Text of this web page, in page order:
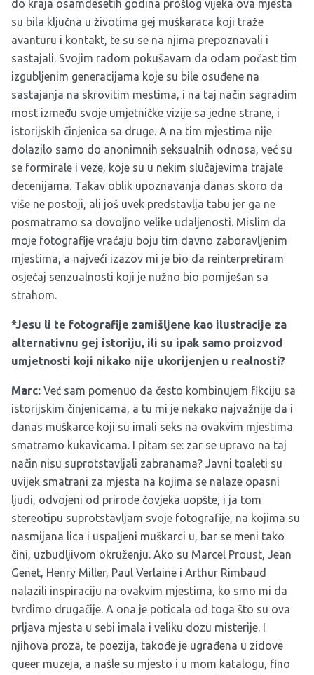
do kraja osamdesetih godina prošlog vijeka ova mjesta
su bila ključna u životima gej muškaraca koji traže
avanturu i kontakt, te su se na njima prepoznavali i
sastajali. Svojim radom pokušavam da odam počast tim
izgubljenim generacijama koje su bile osuđene na
sastajanja na skrovitim mestima, i na taj način sagradim
most između svoje umjetničke vizije sa jedne strane, i
istorijskih činjenica sa druge. A na tim mjestima nije
dolazilo samo do anonimnih seksualnih odnosa, već su
se formirale i veze, koje su u nekim slučajevima trajale
decenijama. Takav oblik upoznavanja danas skoro da
više ne postoji, ali još uvek predstavlja tabu jer ga ne
posmatramo sa dovoljno velike udaljenosti. Mislim da
moje fotografije vraćaju boju tim davno zaboravljenim
mjestima, a najveći izazov mi je bio da reinterpretiram
osjećaj senzualnosti koji je nužno bio pomiješan sa
strahom.
*Jesu li te fotografije zamišljene kao ilustracije za
alternativnu gej istoriju, ili su ipak samo proizvod
umjetnosti koji nikako nije ukorijenjen u realnosti?
Marc: Već sam pomenuo da često kombinujem fikciju sa
istorijskim činjenicama, a tu mi je nekako najvažnije da i
danas muškarce koji su imali seks na ovakvim mjestima
smatramo kukavicama. I pitam se: zar se upravo na taj
način nisu suprotstavljali zabranama? Javni toaleti su
uvijek smatrani za mjesta na kojima se nalaze opasni
ljudi, odvojeni od prirode čovjeka uopšte, i ja tom
stereotipu suprotstavljam svoje fotografije, na kojima su
nasmijana lica i uspaljeni muškarci u, bar se meni tako
čini, uzbudljivom okruženju. Ako su Marcel Proust, Jean
Genet, Henry Miller, Paul Verlaine i Arthur Rimbaud
nalazili inspiraciju na ovakvim mjestima, ko smo mi da
tvrdimo drugačije. A ona je poticala od toga što su ova
prljava mjesta u sebi imala i veliku dozu misterije. I
njihova proza, te poezija, takođe je ugrađena u zidove
queer muzeja, a našle su mjesto i u mom katalogu, fino